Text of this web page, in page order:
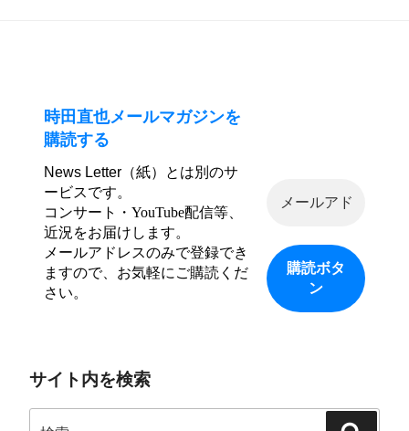
時田直也メールマガジンを
購読する
News Letter（紙）とは別のサ
ービスです。
コンサート・YouTube配信等、
近況をお届けします。
メールアドレスのみで登録でき
ますので、お気軽にご購読くだ
さい。
サイト内を検索